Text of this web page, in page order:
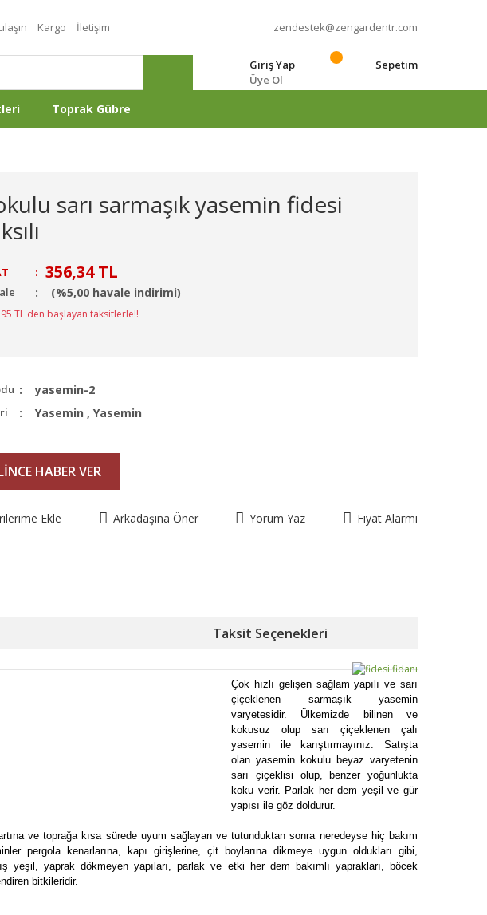
Kargo İletişim zendestek@zengardentr.com
Giriş Yap
Üye Ol
Sepetim
Toprak Gübre
sarı sarmaşık yasemin fidesi
: 356,34 TL
(%5,00 havale indirimi)
TL den başlayan taksitlerle!!
yasemin-2
Yasemin , Yasemin
HABER VER
Ekle Arkadaşına Öner Yorum Yaz Fiyat Alarmı
Taksit Seçenekleri
Çok hızlı gelişen sağlam yapılı ve sarı
çiçeklenen sarmaşık yasemin
varyetesidir. Ülkemizde bilinen ve
kokusuz olup sarı çiçeklenen çalı
yasemin ile karıştırmayınız. Satışta
olan yasemin kokulu beyaz varyetenin
sarı çiçeklisi olup, benzer yoğunlukta
koku verir. Parlak her dem yeşil ve gür
yapısı ile göz doldurur.
ve toprağa kısa sürede uyum sağlayan ve tutunduktan sonra neredeyse hiç bakım
pergola kenarlarına, kapı girişlerine, çit boylarına dikmeye uygun oldukları gibi,
yeşil, yaprak dökmeyen yapıları, parlak ve etki her dem bakımlı yaprakları, böcek
bitkileridir.